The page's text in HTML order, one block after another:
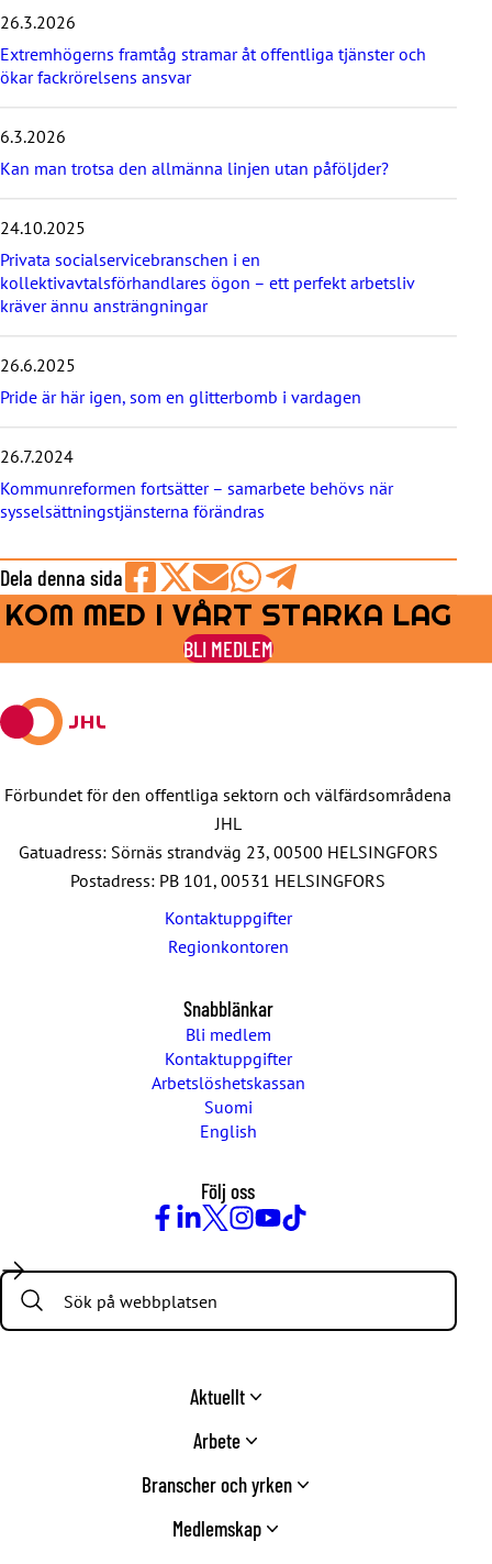
s
t
p
t
s
26.3.2026
Extremhögerns framtåg stramar åt offentliga tjänster och
ökar fackrörelsens ansvar
6.3.2026
Kan man trotsa den allmänna linjen utan påföljder?
24.10.2025
Privata socialservicebranschen i en
kollektivavtalsförhandlares ögon – ett perfekt arbetsliv
kräver ännu ansträngningar
26.6.2025
Pride är här igen, som en glitterbomb i vardagen
26.7.2024
Kommunreformen fortsätter – samarbete behövs när
sysselsättningstjänsterna förändras
Dela denna sida
Share
on
Facebook
Share
on
Share
by
E-
Share
on
WhatsApp
Share
on
Telegram
KOM MED I VÅRT STARKA LAG
BLI MEDLEM
Förbundet för den offentliga sektorn och välfärdsområdena
JHL
Gatuadress: Sörnäs strandväg 23, 00500 HELSINGFORS
Postadress: PB 101, 00531 HELSINGFORS
Kontaktuppgifter
Regionkontoren
Snabblänkar
Bli medlem
Kontaktuppgifter
Arbetslöshetskassan
Suomi
English
Följ oss
Search:
Aktuellt
Arbete
Branscher och yrken
Medlemskap